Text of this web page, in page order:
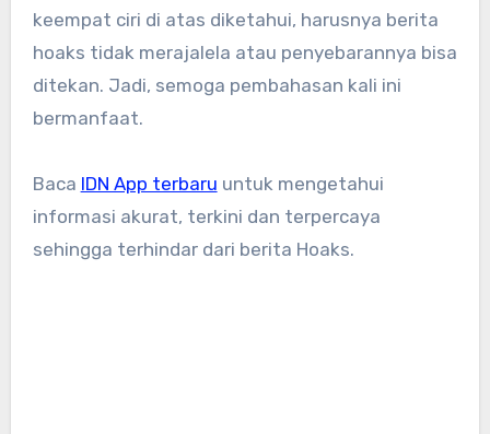
keempat ciri di atas diketahui, harusnya berita
hoaks tidak merajalela atau penyebarannya bisa
ditekan. Jadi, semoga pembahasan kali ini
bermanfaat.
Baca IDN App terbaru untuk mengetahui
informasi akurat, terkini dan terpercaya
sehingga terhindar dari berita Hoaks.